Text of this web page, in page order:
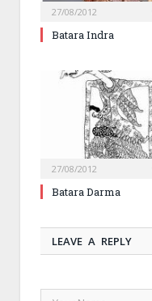
27/08/2012
Batara Indra
27/08/2012
Batara Darma
LEAVE A REPLY